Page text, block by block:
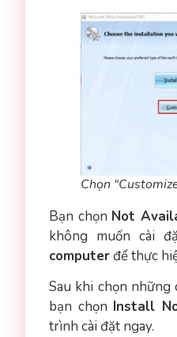
Chọn
Bạn chọn Not
không muốn cài
computerđể thực
Sau khi chọn những
bạn chọn Install
trình cài đặt ngay.